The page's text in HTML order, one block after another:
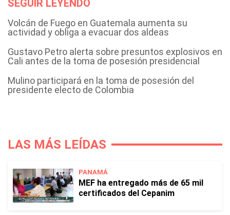
SEGUIR LEYENDO
Volcán de Fuego en Guatemala aumenta su
actividad y obliga a evacuar dos aldeas
Gustavo Petro alerta sobre presuntos explosivos en
Cali antes de la toma de posesión presidencial
Mulino participará en la toma de posesión del
presidente electo de Colombia
LAS MÁS LEÍDAS
PANAMÁ
MEF ha entregado más de 65 mil
certificados del Cepanim